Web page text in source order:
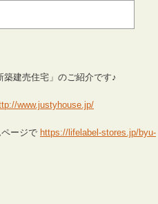
建売住宅」のご紹介です♪
www.justyhouse.jp/
ージで https://lifelabel-stores.jp/byu-